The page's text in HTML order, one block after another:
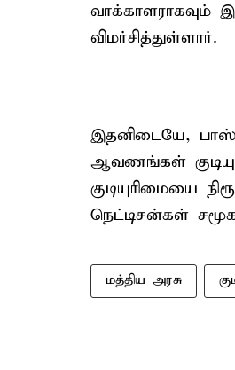
வாக்காளராகவும்
விமர்சித்துள்ளார்.
இதனிடையே,
ஆவணங்கள்
குடியுரிமையை
நெட்டிசன்கள்
மத்திய அரசு